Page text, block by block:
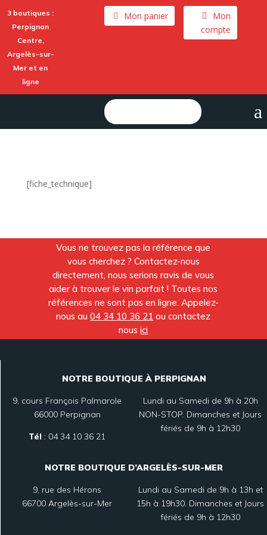
3 boutiques :
Perpignan
Centre,
Argelès-sur-
Mer et en
ligne
Mon panier
Mon
compte
Rechercher : a
[fiche_technique]
Vous ne trouvez pas la référence que
vous cherchez ? Contactez-nous
directement, nous serions ravis de vous
aider à trouver le vin parfait ! Toutes nos
références ne sont pas en ligne. Appelez-
nous au04 34 10 36 21 ou contactez
nousici
NOTRE BOUTIQUE À PERPIGNAN
9, cours François Palmarole
66000 Perpignan
Tél : 04 34 10 36 21
Lundi au Samedi de 9h à 20h
NON-STOP. Dimanches et Jours
fériés de 9h à 12h30
NOTRE BOUTIQUE D’ARGELÈS-SUR-MER
9, rue des Hérons
66700 Argelès-sur-Mer
Lundi au Samedi de 9h à 13h et
15h à 19h30. Dimanches et Jours
fériés de 9h à 12h30